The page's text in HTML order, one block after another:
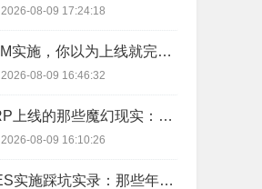
2026-08-09 17:24:18
PLM实施，你以为上线就完了？太天真了
2026-08-09 16:46:32
ERP上线的那些魔幻现实：为什么说制造业选型就像找对象？
2026-08-09 16:10:26
MES实施踩坑实录：那些年我们交过的智商税